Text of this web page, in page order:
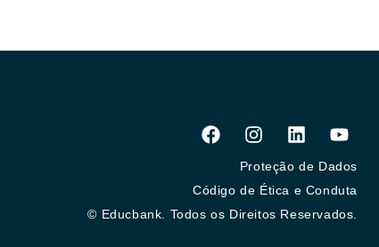
Proteção de Dados
Código de Ética e Conduta
© Educbank. Todos os Direitos Reservados.​